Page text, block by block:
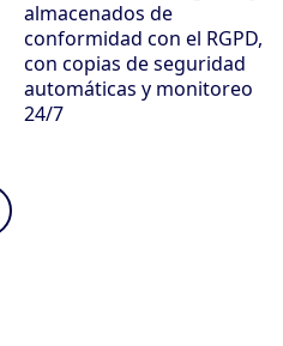
almacenados de
conformidad con el RGPD,
con copias de seguridad
automáticas y monitoreo
24/7